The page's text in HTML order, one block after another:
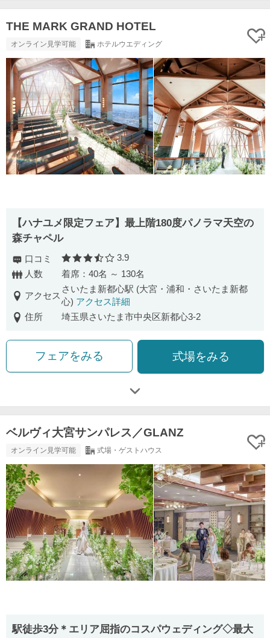
THE MARK GRAND HOTEL
オンライン見学可能 ホテルウエディング
【ハナユメ限定フェア】最上階180度パノラマ天空の
森チャペル
口コミ 口コミ評価
3.9
人数
着席：40名 ～ 130名
アクセス
さいたま新都心駅 (大宮・浦和・さいたま新都
心) アクセス詳細
住所
埼玉県さいたま市中央区新都心3-2
フェアをみる 式場をみる
ベルヴィ大宮サンパレス／GLANZ
オンライン見学可能 式場・ゲストハウス
駅徒歩3分＊エリア屈指のコスパウェディング◇最大